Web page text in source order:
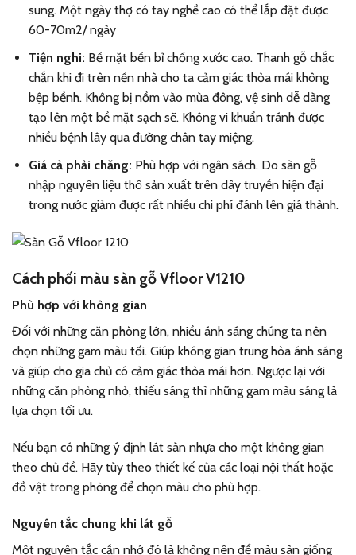
sung. Một ngày thợ có tay nghề cao có thể lắp đặt được
60-70m2/ ngày
Tiện nghi: Bề mặt bền bỉ chống xước cao. Thanh gỗ chắc
chắn khi đi trên nền nhà cho ta cảm giác thỏa mái không
bệp bềnh. Không bị nồm vào mùa đông, vệ sinh dễ dàng
tạo lên một bề mặt sạch sẽ. Không vi khuẩn tránh được
nhiều bệnh lây qua đường chân tay miệng.
Giá cả phải chăng: Phù hợp với ngân sách. Do sàn gỗ
nhập nguyên liệu thô sản xuất trên dây truyền hiện đại
trong nước giảm được rất nhiều chi phí đánh lên giá thành.
Cách phối màu sàn gỗ Vfloor V1210
Phù hợp với không gian
Đối với những căn phòng lớn, nhiều ánh sáng chúng ta nên
chọn những gam màu tối. Giúp không gian trung hòa ánh sáng
và giúp cho gia chủ có cảm giác thỏa mái hơn. Ngược lại với
những căn phòng nhỏ, thiếu sáng thì những gam màu sáng là
lựa chọn tối ưu.
Nếu bạn có những ý định lát sàn nhựa cho một không gian
theo chủ đề. Hãy tùy theo thiết kế của các loại nội thất hoặc
đồ vật trong phòng để chọn màu cho phù hợp.
Nguyên tắc chung khi lát gỗ
Một nguyên tắc cần nhớ đó là không nên để màu sàn giống